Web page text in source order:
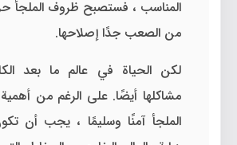
المناسب ، فستصبح ظروف الملجأ
من الصعب جدًا إصلاحها.
لكن الحياة في عالم ما بعد
مشاكلها أيضًا. على الرغم من
الملجأ آمنًا وسليمًا ، يجب أن